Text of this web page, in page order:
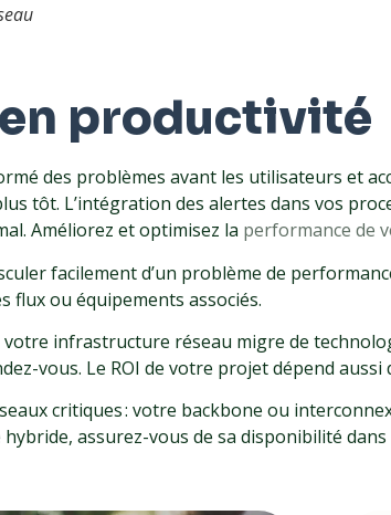
productivité
des problèmes avant les utilisateurs et
tôt. L’intégration des alertes dans vos
Améliorez et optimisez la performance de
facilement d’un problème de
flux ou équipements associés.
infrastructure réseau migre de
vous. Le ROI de votre projet dépend aussi
critiques : votre backbone ou
assurez-vous de sa disponibilité dans